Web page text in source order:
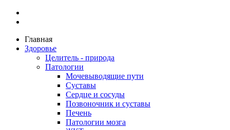
Главная
Здоровье
Целитель - природа
Патологии
Мочевыводящие пути
Суставы
Сердце и сосуды
Позвоночник и суставы
Печень
Патологии мозга